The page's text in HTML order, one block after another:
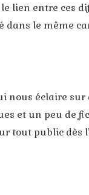
lien entre ces
dans le même
nous éclaire sur
et un peu de
tout public dès